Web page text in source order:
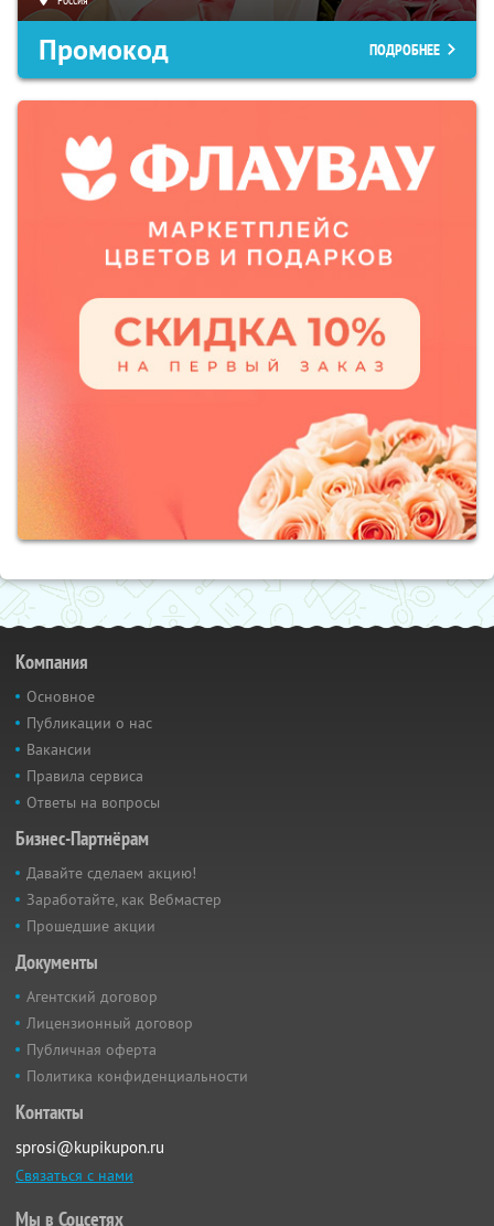
Промокод ПОДРОБНЕЕ
Компания
Основное
Публикации о нас
Вакансии
Правила сервиса
Ответы на вопросы
Бизнес-Партнёрам
Давайте сделаем акцию!
Заработайте, как Вебмастер
Прошедшие акции
Документы
Агентский договор
Лицензионный договор
Публичная оферта
Политика конфиденциальности
Контакты
sprosi@kupikupon.ru
Связаться с нами
Мы в Соцсетях